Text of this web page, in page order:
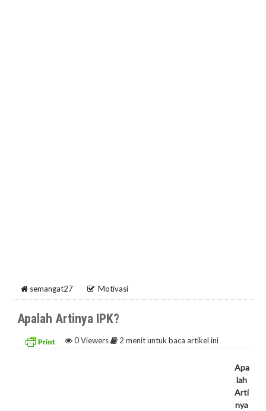
semangat27 Motivasi
Apalah Artinya IPK?
0Viewers 2 menit untuk baca artikel ini
Apa
lah
Arti
nya